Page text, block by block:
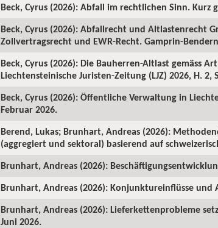
Beck, Cyrus (2026): Abfall im rechtlichen Sinn. Kurz
Beck, Cyrus (2026): Abfallrecht und Altlastenrecht
Zollvertragsrecht und EWR-Recht. Gamprin-
Beck, Cyrus (2026): Die Bauherren-Altlast gemäss
Liechtensteinische Juristen-Zeitung (LJZ) 2026, H. 2,
Beck, Cyrus (2026): Öffentliche Verwaltung in
Februar 2026.
Berend, Lukas; Brunhart, Andreas (2026):
(aggregiert und sektoral) basierend auf
Brunhart, Andreas (2026):
Brunhart, Andreas (2026): Konjunktureinflüsse und
Brunhart, Andreas (2026): Lieferkettenprobleme
Juni 2026.